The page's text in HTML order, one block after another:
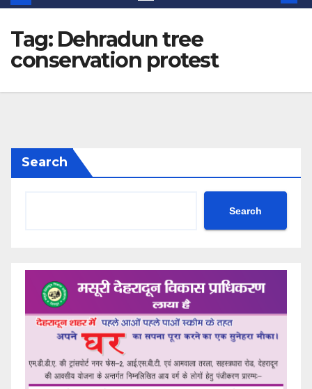
Tag: Dehradun tree
conservation protest
Search
Search